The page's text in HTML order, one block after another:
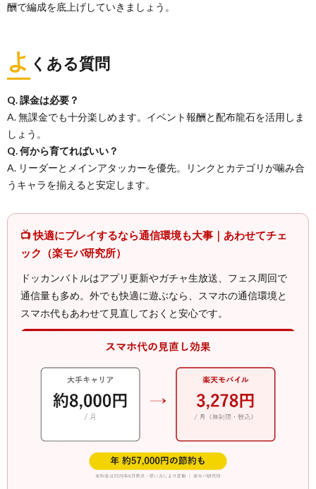
酬で編成を底上げしていきましょう。
よ くある質問
Q. 課金は必要？
A. 無課金でも十分楽しめます。イベント報酬と配布龍石を活用しま
しょう。
Q. 何から育てればいい？
A. リーダーとメインアタッカーを優先。リンクとカテゴリが噛み合
うキャラを揃えると安定します。
📺 快適にプレイするなら通信環境も大事｜あわせてチェ
ック（楽モバ研究所）
ドッカンバトルはアプリ更新やガチャ生放送、フェス周回で
通信量も多め。外でも快適に遊ぶなら、スマホの通信環境と
スマホ代もあわせて見直しておくと安心です。